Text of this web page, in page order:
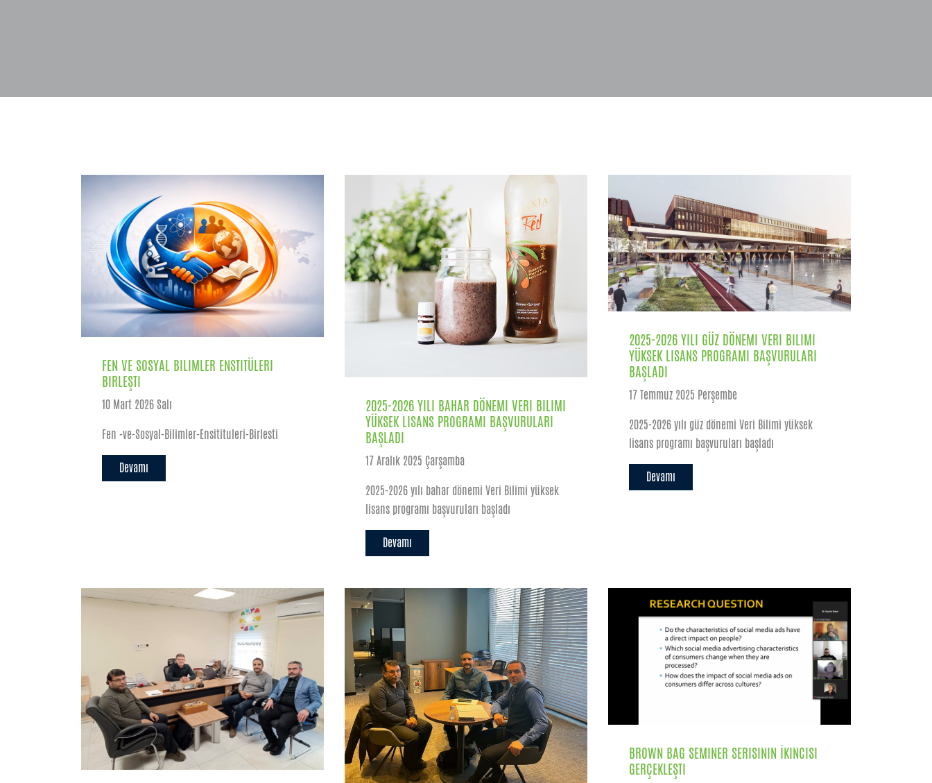
FEN VE SOSYAL BILIMLER ENSTITÜLERI
BIRLEŞTI
10 Mart 2026 Salı
Fen -ve-Sosyal-Bilimler-Ensitituleri-Birlesti
Devamı
2025-2026 YILI BAHAR DÖNEMI VERI BILIMI
YÜKSEK LISANS PROGRAMI BAŞVURULARI
BAŞLADI
17 Aralık 2025 Çarşamba
2025-2026 yılı bahar dönemi Veri Bilimi yüksek
lisans programı başvuruları başladı
Devamı
2025-2026 YILI GÜZ DÖNEMI VERI BILIMI
YÜKSEK LISANS PROGRAMI BAŞVURULARI
BAŞLADI
17 Temmuz 2025 Perşembe
2025-2026 yılı güz dönemi Veri Bilimi yüksek
lisans programı başvuruları başladı
Devamı
BROWN BAG SEMINER SERISININ İKINCISI
GERÇEKLEŞTI